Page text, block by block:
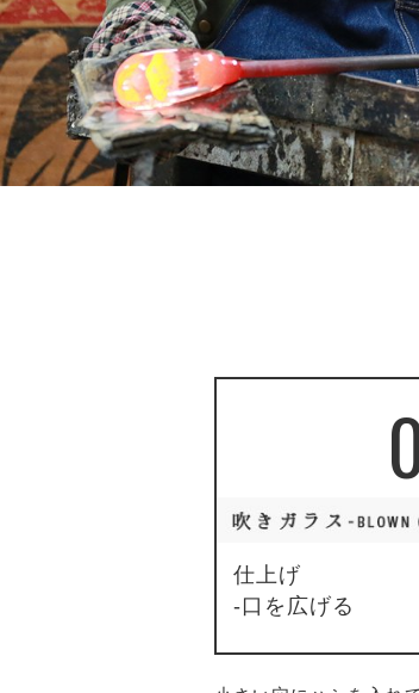
仕上げ
-口を広げる